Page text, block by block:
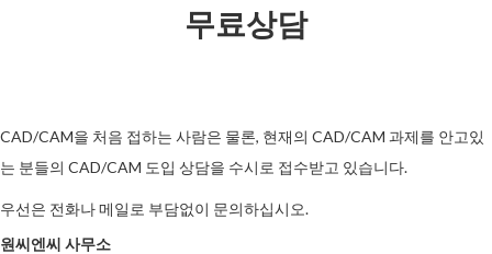
무료상담
CAD/CAM을 처음 접하는 사람은 물론, 현재의 CAD/CAM 과제를 안고있
는 분들의 CAD/CAM 도입 상담을 수시로 접수받고 있습니다.
우선은 전화나 메일로 부담없이 문의하십시오.
원씨엔씨 사무소